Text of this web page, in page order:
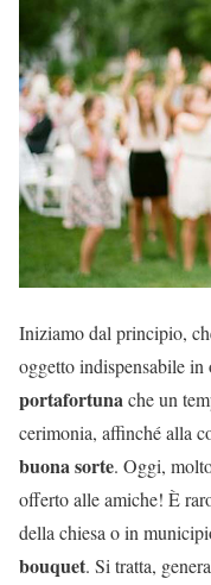
Iniziamo dal principio,
oggetto indispensabile
portafortunache un
cerimonia, affinché alla
buona sorte. Oggi,
offerto alle amiche! È
della chiesa o in
bouquet. Si tratta,